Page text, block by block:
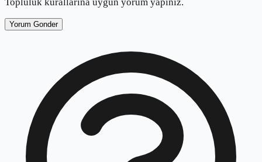
Topluluk kurallarina uygun yorum yapiniz.
Yorum Gonder